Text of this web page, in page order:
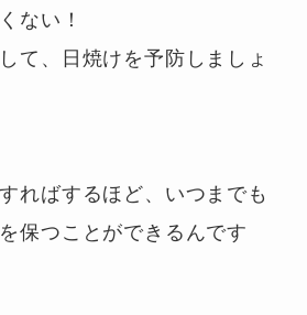
ない！
て、日焼けを予防しましょ
ればするほど、いつまでも
保つことができるんです